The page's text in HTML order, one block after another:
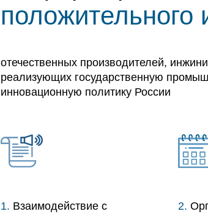
отечественных производителей,
реализующих государственную
инновационную политику России
1. Взаимодействие с
2.